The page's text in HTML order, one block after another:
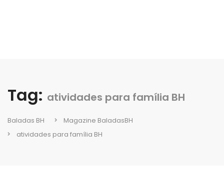
Tag: atividades para família BH
Baladas BH
Magazine BaladasBH
atividades para família BH